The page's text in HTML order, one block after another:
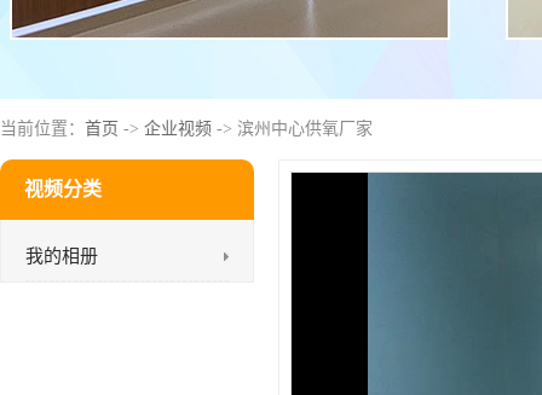
当前位置： 首页 -> 企业视频 -> 滨州中心供氧厂家
视频分类
我的相册